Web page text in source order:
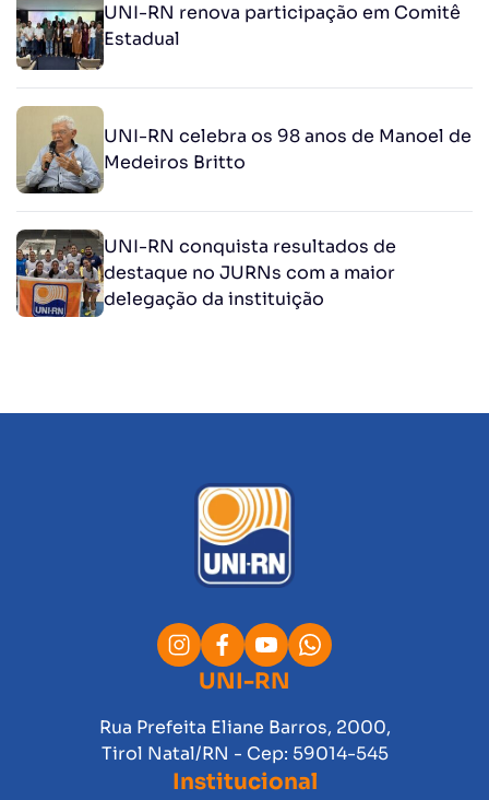
UNI-RN renova participação em Comitê
Estadual
UNI-RN celebra os 98 anos de Manoel de
Medeiros Britto
UNI-RN conquista resultados de
destaque no JURNs com a maior
delegação da instituição
UNI-RN
Rua Prefeita Eliane Barros, 2000,
Tirol Natal/RN - Cep: 59014-545
Institucional